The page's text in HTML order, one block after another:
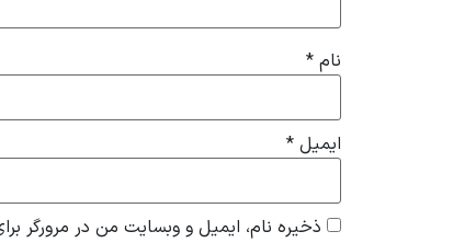
نام *
ایمیل *
ذخیره نام، ایمیل و وبسایت من در مرورگر